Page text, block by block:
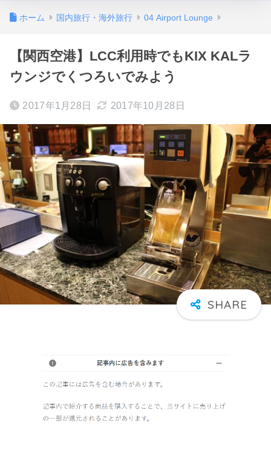
ホーム 国内旅行・海外旅行 04 Airport Lounge
【関西空港】LCC利用時でもKIX KALラ
ウンジでくつろいでみよう
2017年1月28日 2017年10月28日